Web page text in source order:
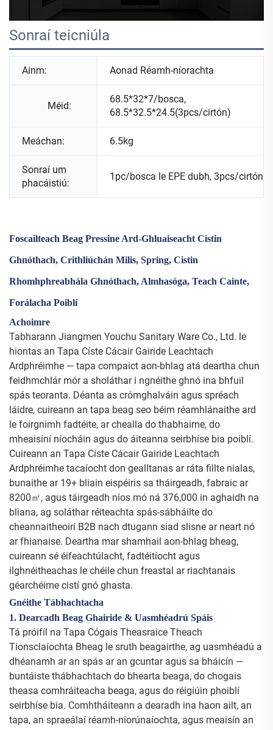
Sonraí teicniúla
Ainm: Aonad Réamh-níorachta
Méid:
68.5*32*7/bosca,
68.5*32.5*24.5(3pcs/cirtón)
Meáchan: 6.5kg
Sonraí um
phacáistiú:
1pc/bosca le EPE dubh, 3pcs/cirtón
Foscailteach Beag Pressine Ard-Ghluaiseacht Cistin
Ghnóthach, Crithliúchán Milis, Spring, Cistin
Rhomhphreabhála Ghnóthach, Almhasóga, Teach Cainte,
Forálacha Poiblí
Achoimre
Tabharann Jiangmen Youchu Sanitary Ware Co., Ltd. le
hiontas an Tapa Císte Cácair Gairide Leachtach
Ardphréimhe — tapa compaict aon-bhlag atá deartha chun
feidhmchlár mór a sholáthar i ngnéithe ghnó ina bhfuil
spás teoranta. Déanta as crómghalváin agus spréach
láidre, cuireann an tapa beag seo béim réamhlánaithe ard
le foirgnimh fadtéite, ar chealla do thabhairne, do
mheaisíní níocháin agus do áiteanna seirbhíse bia poiblí.
Cuireann an Tapa Císte Cácair Gairide Leachtach
Ardphréimhe tacaíocht don gealltanas ar ráta fillte nialas,
bunaithe ar 19+ bliain eispéiris sa tháirgeadh, fabraic ar
8200㎡, agus táirgeadh níos mó ná 376,000 in aghaidh na
bliana, ag soláthar réiteachta spás-sábháilte do
cheannaitheoirí B2B nach dtugann siad slisne ar neart nó
ar fhianaise. Deartha mar shamhail aon-bhlag bheag,
cuireann sé éifeachtúlacht, fadtéitíocht agus
ilghnéitheachas le chéile chun freastal ar riachtanais
géarchéime cistí gnó ghasta.
Gnéithe Tábhachtacha
1. Dearcadh Beag Ghairide & Uasmhéadrú Spáis
Tá próifíl na Tapa Cógais Theasraice Theach
Tionsclaíochta Bheag le sruth beagairthe, ag uasmhéadú a
dhéanamh ar an spás ar an gcuntar agus sa bháicín —
buntáiste thábhachtach do bhearta beaga, do chogais
theasa comhráiteacha beaga, agus do réigiúin phoiblí
seirbhíse bia. Comhtháiteann a dearadh ina haon ailt, an
tapa, an spraeálaí réamh-níorúnaíochta, agus meaisín an